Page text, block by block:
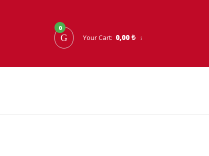
Your Cart: 0,00 ₺
0